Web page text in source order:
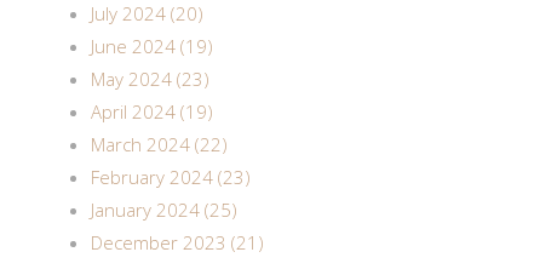
July 2024 (20)
June 2024 (19)
May 2024 (23)
April 2024 (19)
March 2024 (22)
February 2024 (23)
January 2024 (25)
December 2023 (21)